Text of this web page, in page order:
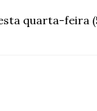
quarta-feira